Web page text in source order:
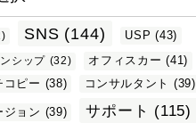
SNS (144) USP (43)
シップ (32) オフィスカー (41)
コピー (38) コンサルタント (39)
ジョン (39) サポート (115)